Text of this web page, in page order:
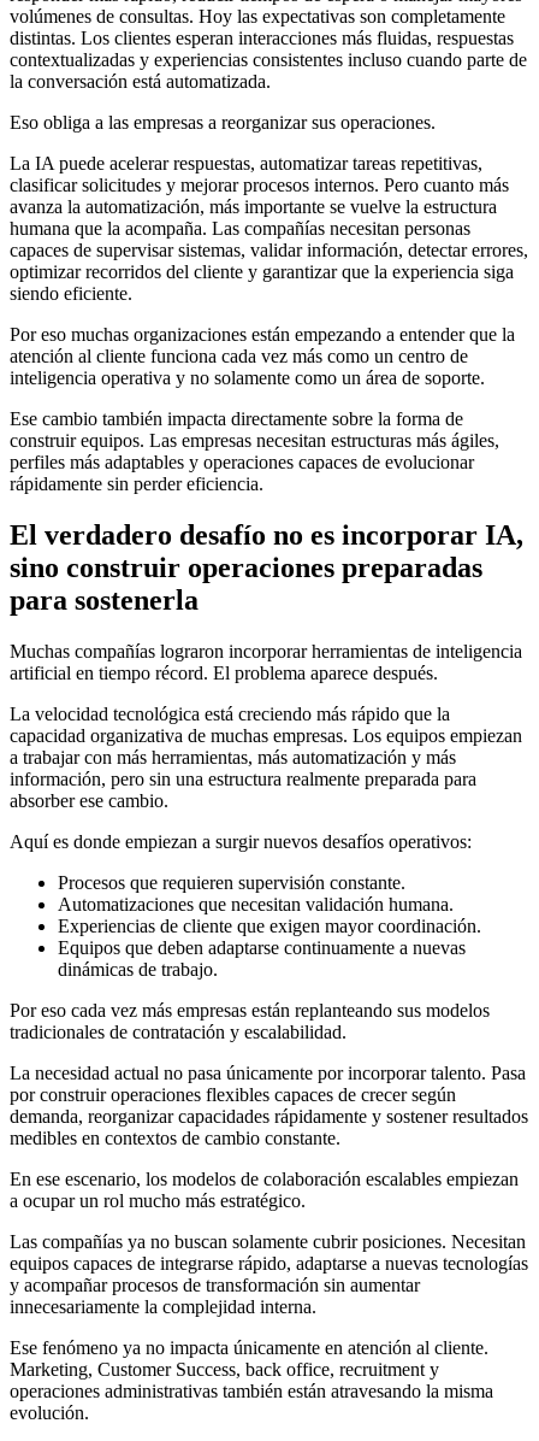
volúmenes de consultas. Hoy las expectativas son completamente
distintas. Los clientes esperan interacciones más fluidas, respuestas
contextualizadas y experiencias consistentes incluso cuando parte de
la conversación está automatizada.
Eso obliga a las empresas a reorganizar sus operaciones.
La IA puede acelerar respuestas, automatizar tareas repetitivas,
clasificar solicitudes y mejorar procesos internos. Pero cuanto más
avanza la automatización, más importante se vuelve la estructura
humana que la acompaña. Las compañías necesitan personas
capaces de supervisar sistemas, validar información, detectar errores,
optimizar recorridos del cliente y garantizar que la experiencia siga
siendo eficiente.
Por eso muchas organizaciones están empezando a entender que la
atención al cliente funciona cada vez más como un centro de
inteligencia operativa y no solamente como un área de soporte.
Ese cambio también impacta directamente sobre la forma de
construir equipos. Las empresas necesitan estructuras más ágiles,
perfiles más adaptables y operaciones capaces de evolucionar
rápidamente sin perder eficiencia.
El verdadero desafío no es incorporar IA,
sino construir operaciones preparadas
para sostenerla
Muchas compañías lograron incorporar herramientas de inteligencia
artificial en tiempo récord. El problema aparece después.
La velocidad tecnológica está creciendo más rápido que la
capacidad organizativa de muchas empresas. Los equipos empiezan
a trabajar con más herramientas, más automatización y más
información, pero sin una estructura realmente preparada para
absorber ese cambio.
Aquí es donde empiezan a surgir nuevos desafíos operativos:
Procesos que requieren supervisión constante.
Automatizaciones que necesitan validación humana.
Experiencias de cliente que exigen mayor coordinación.
Equipos que deben adaptarse continuamente a nuevas
dinámicas de trabajo.
Por eso cada vez más empresas están replanteando sus modelos
tradicionales de contratación y escalabilidad.
La necesidad actual no pasa únicamente por incorporar talento. Pasa
por construir operaciones flexibles capaces de crecer según
demanda, reorganizar capacidades rápidamente y sostener resultados
medibles en contextos de cambio constante.
En ese escenario, los modelos de colaboración escalables empiezan
a ocupar un rol mucho más estratégico.
Las compañías ya no buscan solamente cubrir posiciones. Necesitan
equipos capaces de integrarse rápido, adaptarse a nuevas tecnologías
y acompañar procesos de transformación sin aumentar
innecesariamente la complejidad interna.
Ese fenómeno ya no impacta únicamente en atención al cliente.
Marketing, Customer Success, back office, recruitment y
operaciones administrativas también están atravesando la misma
evolución.